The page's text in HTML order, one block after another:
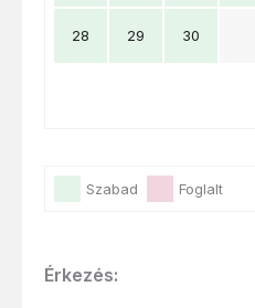
28 29 30
Szabad Foglalt
Érkezés: